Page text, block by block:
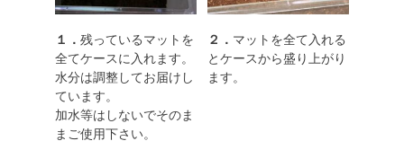
１． 残っているマットを
全てケースに入れます。
水分は調整してお届けし
ています。
加水等はしないでそのま
まご使用下さい。
２． マットを全て入れる
とケースから盛り上がり
ます。